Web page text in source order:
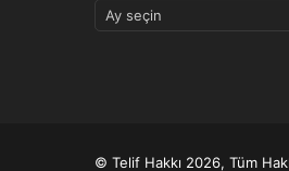
ARŞİV
© Telif Hakkı 2026, Tüm